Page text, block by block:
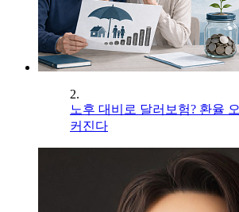
2.
노후 대비로 달러보험? 환율
커진다